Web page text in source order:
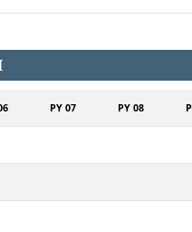
PY 07 PY 08